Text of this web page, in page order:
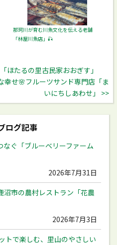
那珂川が育む川魚文化を伝える老舗
「林屋川魚店」🎣
ほたるの里古民家おおぎす」
幸せ🌸フルーツサンド専門店「ま
いにちしあわせ」 >>
ログ記事
ぐ「ブルーベリーファーム
2026年7月31日
沼市の農村レストラン「花農
2026年7月3日
トで楽しむ、里山のやさしい